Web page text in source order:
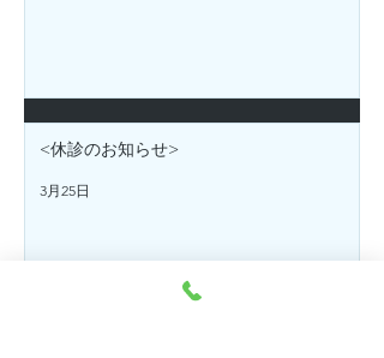
<休診のお知らせ>
3月25日